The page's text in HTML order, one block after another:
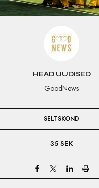
HEAD UUDISED
GoodNews
SELTSKOND
35 SEK